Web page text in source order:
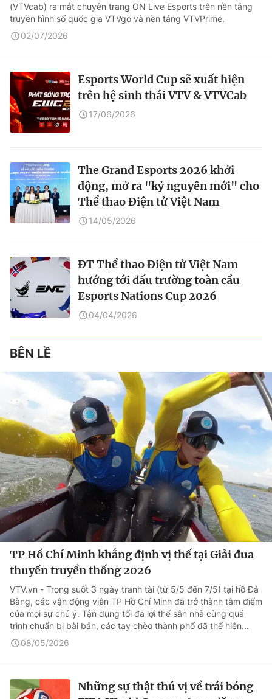
(VTVcab) ra mắt chuyên trang ON Live Esports trên nền tảng
truyền hình số quốc gia VTVgo và nền tảng VTVPrime.
02/07/2026
Esports World Cup sẽ xuất hiện
trên hệ sinh thái VTV & VTVCab
17/06/2026
The Grand Esports 2026 khởi
động, mở ra "kỷ nguyên mới" cho
Thể thao Điện tử Việt Nam
14/05/2026
ĐT Thể thao Điện tử Việt Nam
hướng tới đấu trường toàn cầu
Esports Nations Cup 2026
04/04/2026
BÊN LỀ
TP Hồ Chí Minh khẳng định vị thế tại Giải đua
thuyền truyền thống 2026
VTV.vn - Trong suốt 3 ngày tranh tài (từ 5/5 đến 7/5) tại hồ Đá
Bàng, các vận động viên TP Hồ Chí Minh đã trở thành tâm điểm
của mọi sự chú ý. Tận dụng tối đa lợi thế sân nhà cùng quá
trình chuẩn bị bài bản, các tay chèo thành phố đã thể hiện...
08/05/2026
Những sự thật thú vị về trái bóng